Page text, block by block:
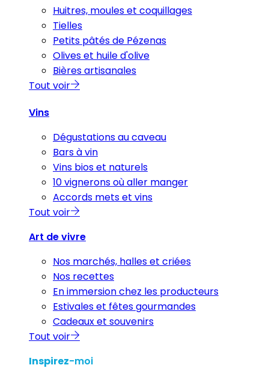
Huitres, moules et coquillages
Tielles
Petits pâtés de Pézenas
Olives et huile d'olive
Bières artisanales
Tout voir
Vins
Dégustations au caveau
Bars à vin
Vins bios et naturels
10 vignerons où aller manger
Accords mets et vins
Tout voir
Art de vivre
Nos marchés, halles et criées
Nos recettes
En immersion chez les producteurs
Estivales et fêtes gourmandes
Cadeaux et souvenirs
Tout voir
Inspirez-moi